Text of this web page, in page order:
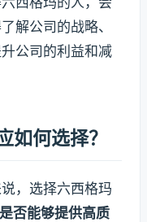
解公司的战略、
公司的利益和减
如何选择？
，选择六西格玛
否能够提供高质